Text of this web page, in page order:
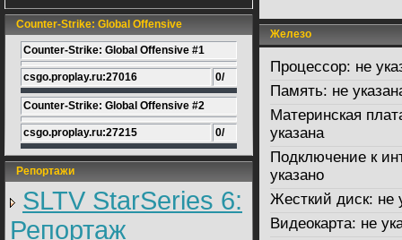
Counter-Strike: Global Offensive
Counter-Strike: Global Offensive #1
csgo.proplay.ru:27016 0/
Counter-Strike: Global Offensive #2
csgo.proplay.ru:27215 0/
Репортажи
SLTV StarSeries 6:
Репортаж
Железо
Процессор: не
Память: не
Материнская
указана
Подключение к
указано
Жесткий диск: не
Видеокарта: не